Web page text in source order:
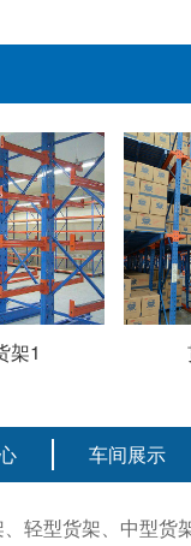
架1
车间展示
轻型货架、中型